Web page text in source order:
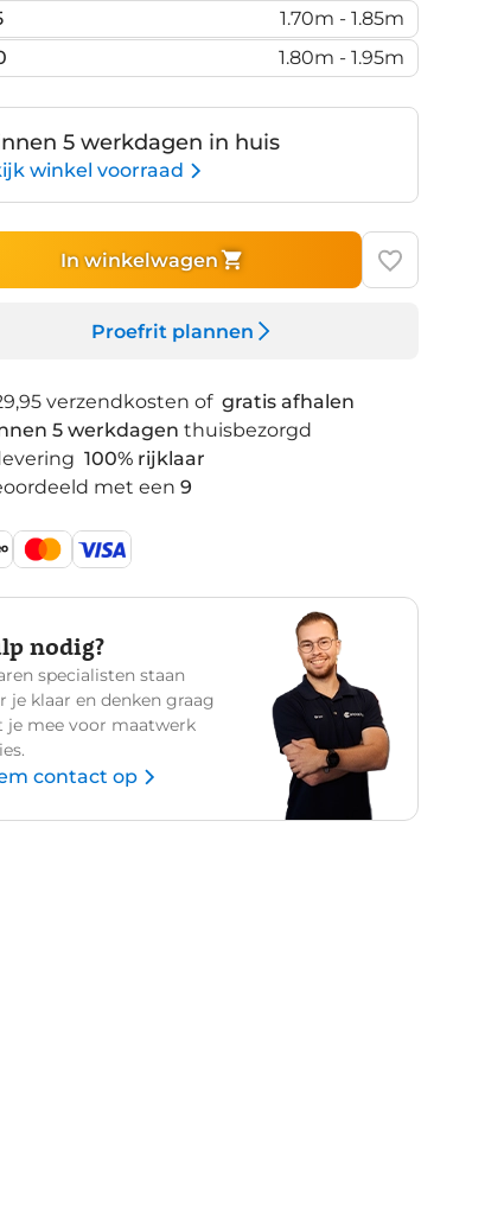
1.70m - 1.85m
1.80m - 1.95m
5 werkdagen in huis
winkel voorraad
In winkelwagen
Proefrit plannen
verzendkosten of gratis afhalen
5 werkdagen thuisbezorgd
100% rijklaar
met een 9
nodig?
specialisten staan
je klaar en denken graag
je mee voor maatwerk
contact op